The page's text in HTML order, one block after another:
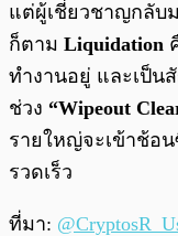
แต่ผู้เชี่ยวชาญกลับ
ก็ตาม Liquidation
ทำงานอยู่ และเป็น
ช่วง “Wipeout
รายใหญ่จะเข้าช้อ
รวดเร็ว
ที่มา: